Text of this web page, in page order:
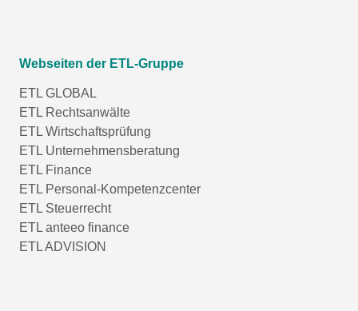
Webseiten der ETL-Gruppe
ETL GLOBAL
ETL Rechtsanwälte
ETL Wirtschaftsprüfung
ETL Unternehmensberatung
ETL Finance
ETL Personal-Kompetenzcenter
ETL Steuerrecht
ETL anteeo finance
ETL ADVISION